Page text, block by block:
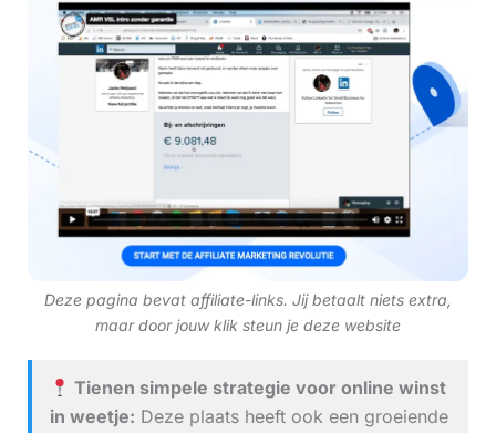
Deze pagina bevat affiliate-links. Jij betaalt niets extra,
maar door jouw klik steun je deze website
Tienen simpele strategie voor online winst
in weetje: Deze plaats heeft ook een groeiende